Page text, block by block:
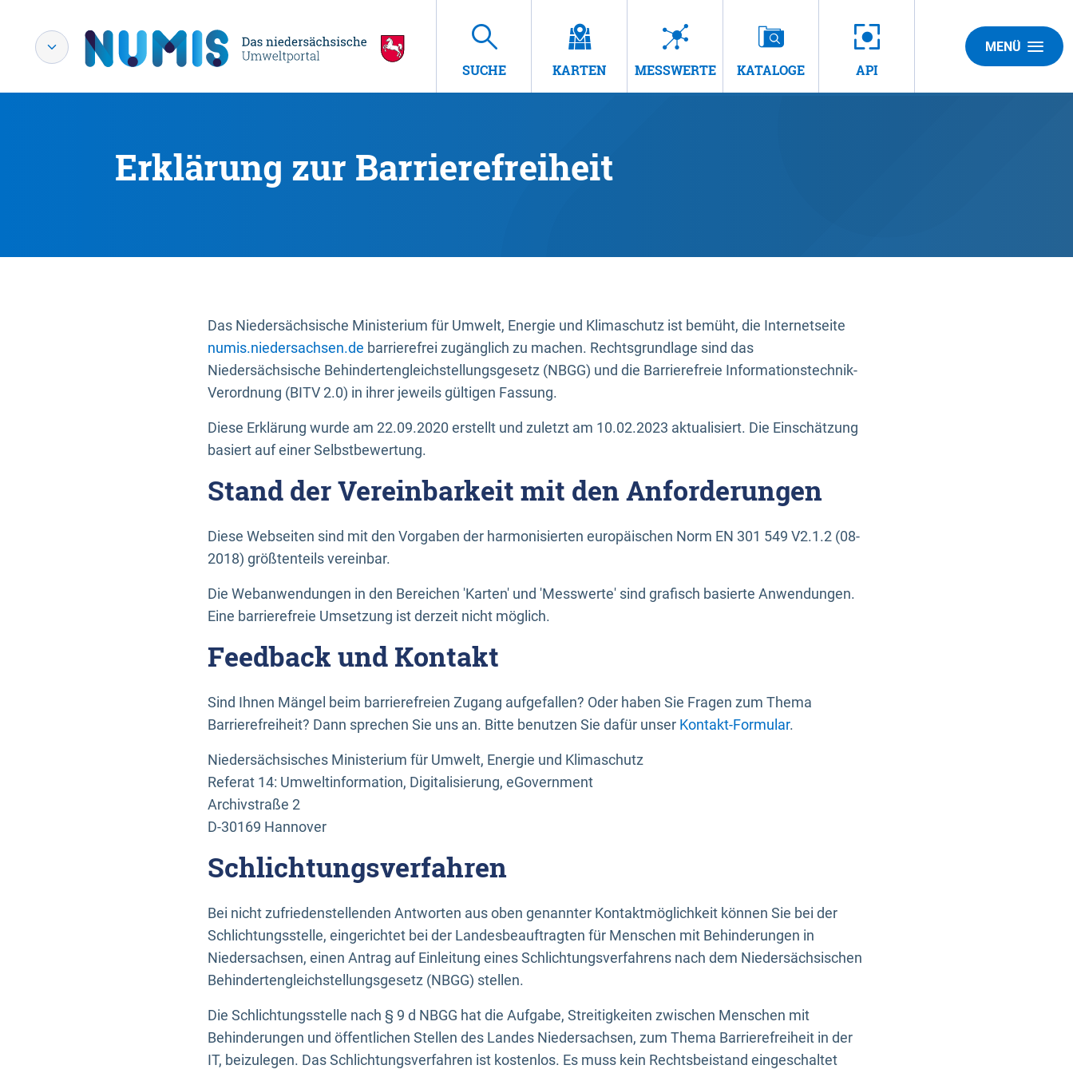
SUCHE KARTEN MESSWERTE KATALOGE API
MENÜ
Erklärung zur Barrierefreiheit
Das Niedersächsische Ministerium für Umwelt, Energie und Klimaschutz ist bemüht, die Internetseite
numis.niedersachsen.de barrierefrei zugänglich zu machen. Rechtsgrundlage sind das
Niedersächsische Behindertengleichstellungsgesetz (NBGG) und die Barrierefreie Informationstechnik-
Verordnung (BITV 2.0) in ihrer jeweils gültigen Fassung.
Diese Erklärung wurde am 22.09.2020 erstellt und zuletzt am 10.02.2023 aktualisiert. Die Einschätzung
basiert auf einer Selbstbewertung.
Stand der Vereinbarkeit mit den Anforderungen
Diese Webseiten sind mit den Vorgaben der harmonisierten europäischen Norm EN 301 549 V2.1.2 (08-
2018) größtenteils vereinbar.
Die Webanwendungen in den Bereichen 'Karten' und 'Messwerte' sind grafisch basierte Anwendungen.
Eine barrierefreie Umsetzung ist derzeit nicht möglich.
Feedback und Kontakt
Sind Ihnen Mängel beim barrierefreien Zugang aufgefallen? Oder haben Sie Fragen zum Thema
Barrierefreiheit? Dann sprechen Sie uns an. Bitte benutzen Sie dafür unser Kontakt-Formular.
Niedersächsisches Ministerium für Umwelt, Energie und Klimaschutz
Referat 14: Umweltinformation, Digitalisierung, eGovernment
Archivstraße 2
D-30169 Hannover
Schlichtungsverfahren
Bei nicht zufriedenstellenden Antworten aus oben genannter Kontaktmöglichkeit können Sie bei der
Schlichtungsstelle, eingerichtet bei der Landesbeauftragten für Menschen mit Behinderungen in
Niedersachsen, einen Antrag auf Einleitung eines Schlichtungsverfahrens nach dem Niedersächsischen
Behindertengleichstellungsgesetz (NBGG) stellen.
Die Schlichtungsstelle nach § 9 d NBGG hat die Aufgabe, Streitigkeiten zwischen Menschen mit
Behinderungen und öffentlichen Stellen des Landes Niedersachsen, zum Thema Barrierefreiheit in der
IT, beizulegen. Das Schlichtungsverfahren ist kostenlos. Es muss kein Rechtsbeistand eingeschaltet